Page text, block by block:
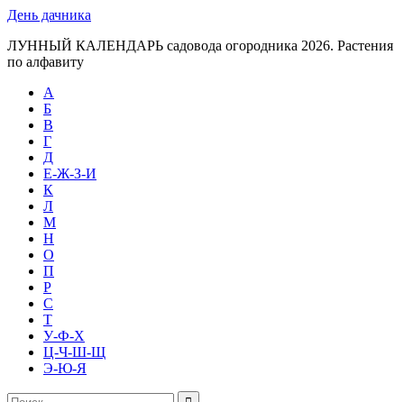
День дачника
ЛУННЫЙ КАЛЕНДАРЬ садовода огородника 2026. Растения
по алфавиту
А
Б
В
Г
Д
Е-Ж-З-И
К
Л
М
Н
О
П
Р
С
Т
У-Ф-Х
Ц-Ч-Ш-Щ
Э-Ю-Я